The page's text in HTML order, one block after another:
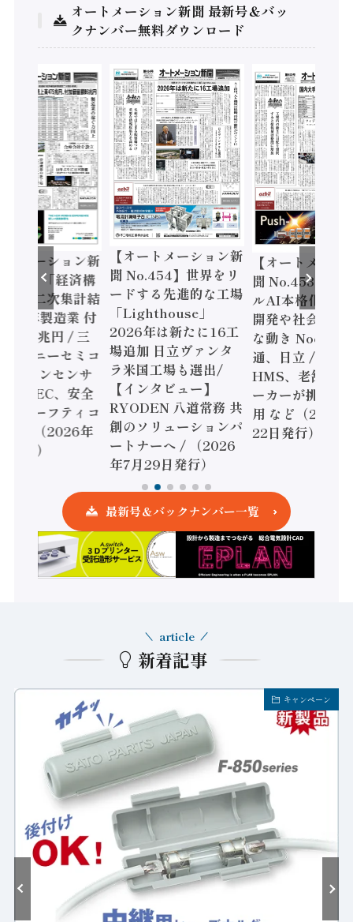
オートメーション新聞 最新号＆バッ
クナンバー無料ダウンロード
トメーション新
】「経済構
調査二次集計結
年製造業 付
額86兆円 / 三
とソニーセミコ
ジョンセンサ
/ IDEC、安全
すセーフティコ
ーラ（2026年
発行）
【オートメーション新
聞 No.454】世界をリ
ードする先進的な工場
「Lighthouse」
2026年は新たに16工
場追加 日立ヴァンタ
ラ米国工場も選出/
【インタビュー】
RYODEN 八道常務 共
創のソリューションパ
ートナーへ / （2026
年7月29日発行）
【オートメーシ
聞 No.453】フ
ルAI本格化へ
開発や社会実装
な動き Noetra
通、日立 / 兵神
HMS、老舗ポ
ーカーが挑むデ
用 など（2026
22日発行）
最新号＆バックナンバー一覧
新着記事
article
キャンペーン